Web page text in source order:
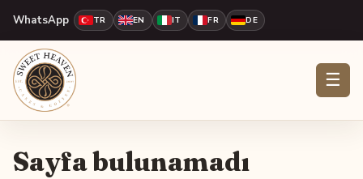
WhatsApp TR EN IT FR DE
☰
Sayfa bulunamadı